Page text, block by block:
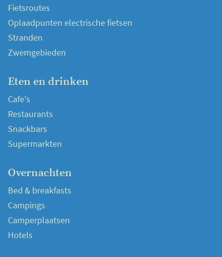
Fietsroutes
Oplaadpunten electrische fietsen
Stranden
Zwemgebieden
Eten en drinken
Cafe's
Restaurants
Snackbars
Supermarkten
Overnachten
Bed & breakfasts
Campings
Camperplaatsen
Hotels